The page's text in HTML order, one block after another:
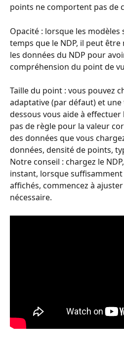
points ne comportent pas de
Opacité : lorsque les
temps que le NDP, il peut
les données du NDP pour
compréhension du point de
Taille du point : vous pouvez
adaptative (par défaut) et une
dessous vous aide à
pas de règle pour la valeur
des données que vous
données, densité de points,
Notre conseil : chargez le
instant, lorsque
affichés, commencez à
nécessaire.